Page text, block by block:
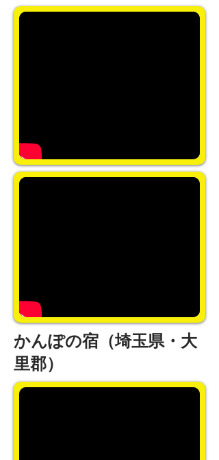
かんぽの宿（埼玉県・大
里郡）